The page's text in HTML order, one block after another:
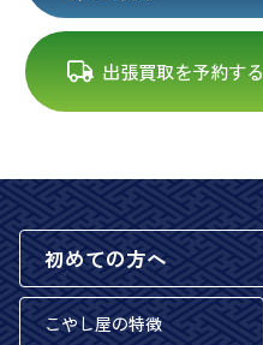
出張買取を予約する
初めての方へ
こやし屋の特徴